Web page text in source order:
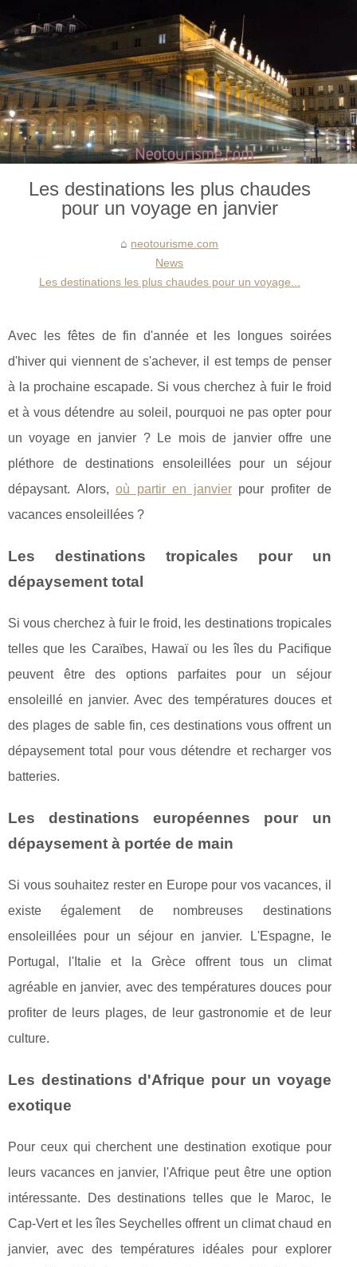
Les destinations les plus chaudes
pour un voyage en janvier
neotourisme.com
News
Les destinations les plus chaudes pour un voyage...
Avec les fêtes de fin d'année et les longues soirées
d'hiver qui viennent de s'achever, il est temps de penser
à la prochaine escapade. Si vous cherchez à fuir le froid
et à vous détendre au soleil, pourquoi ne pas opter pour
un voyage en janvier ? Le mois de janvier offre une
pléthore de destinations ensoleillées pour un séjour
dépaysant. Alors,où partir en janvierpour profiter de
vacances ensoleillées ?
Les destinations tropicales pour un
dépaysement total
Si vous cherchez à fuir le froid, les destinations tropicales
telles que les Caraïbes, Hawaï ou les îles du Pacifique
peuvent être des options parfaites pour un séjour
ensoleillé en janvier. Avec des températures douces et
des plages de sable fin, ces destinations vous offrent un
dépaysement total pour vous détendre et recharger vos
batteries.
Les destinations européennes pour un
dépaysement à portée de main
Si vous souhaitez rester en Europe pour vos vacances, il
existe également de nombreuses destinations
ensoleillées pour un séjour en janvier. L'Espagne, le
Portugal, l'Italie et la Grèce offrent tous un climat
agréable en janvier, avec des températures douces pour
profiter de leurs plages, de leur gastronomie et de leur
culture.
Les destinations d'Afrique pour un voyage
exotique
Pour ceux qui cherchent une destination exotique pour
leurs vacances en janvier, l'Afrique peut être une option
intéressante. Des destinations telles que le Maroc, le
Cap-Vert et les îles Seychelles offrent un climat chaud en
janvier, avec des températures idéales pour explorer